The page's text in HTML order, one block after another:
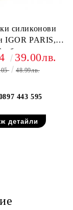
силиконови
IGOR PARIS,
39.00лв.
48.99лв.
443 595
детайли